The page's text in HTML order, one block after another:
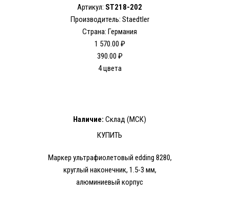
Артикул: ST218-202
Производитель: Staedtler
Страна: Германия
1 570.00 ₽
390.00 ₽
4 цвета
Наличие: Склад (МСК)
КУПИТЬ
Маркер ультрафиолетовый edding 8280,
круглый наконечник, 1.5-3 мм,
алюминиевый корпус